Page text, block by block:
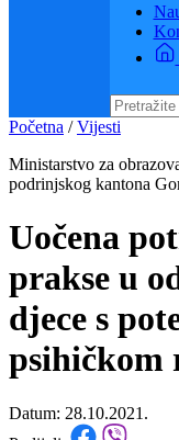
Početna/Vijesti
Ministarstvo za
podrinjskog kantona
Uočena
prakse u
djece s
psihičkom